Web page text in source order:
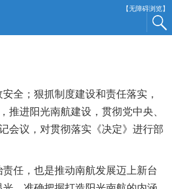
【无障碍浏览】
全；狠抓制度建设和责任落实，
进阳光南航建设，贯彻党中央、
会议，对贯彻落实《决定》进行部
任，也是推动南航发展迈上新台